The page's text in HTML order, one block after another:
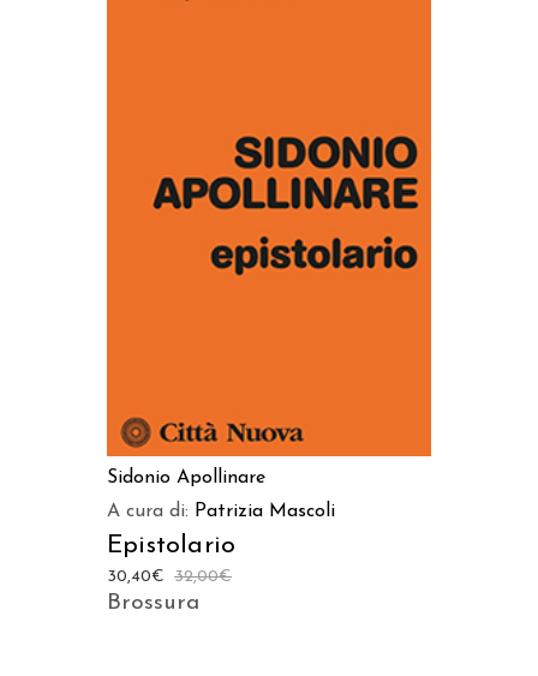
AGGIUNGI AL CARRELLO
Sidonio Apollinare
A cura di: Patrizia Mascoli
Epistolario
32,00€
30,40€
Brossura